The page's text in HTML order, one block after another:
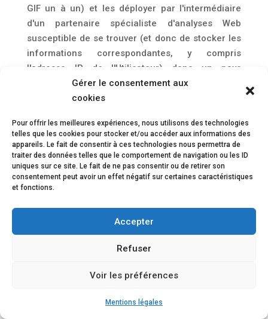
Gérer le consentement aux
cookies
Pour offrir les meilleures expériences, nous utilisons des technologies
telles que les cookies pour stocker et/ou accéder aux informations des
appareils. Le fait de consentir à ces technologies nous permettra de
traiter des données telles que le comportement de navigation ou les ID
uniques sur ce site. Le fait de ne pas consentir ou de retirer son
consentement peut avoir un effet négatif sur certaines caractéristiques
et fonctions.
Accepter
Refuser
Voir les préférences
Mentions légales
GIF un à un) et les déployer par l'intermédiaire
d'un partenaire spécialiste d'analyses Web
susceptible de se trouver (et donc de stocker les
informations correspondantes, y compris
l'adresse IP de l'Utilisateur) dans un pays
publicités en ligne permettant aux internautes
d'accéder au Site, et sur les différentes pages de
celui-ci.
Cette technologie permet àhttps://mouche-
couverture-etancheite.fr
des visiteurs face au Site et l'efficacité de ses
actions (par exemple, le nombre de fois où une
page est ouverte et les informations consultées),
ainsi que l'utilisation de ce Site par l'Utilisateur.
Le prestataire externe pourra éventuellement
Site et d'autres sites Internet grâce à ces balises,